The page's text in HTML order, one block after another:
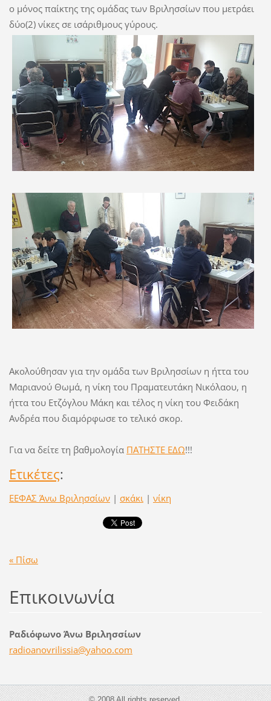
ο μόνος παίκτης της ομάδας των Βριλησσίων που μετράει
δύο(2) νίκες σε ισάριθμους γύρους.
Ακολούθησαν για την ομάδα των Βριλησσίων η ήττα του
Μαριανού Θωμά, η νίκη του Πραματευτάκη Νικόλαου, η
ήττα του Ετζόγλου Μάκη και τέλος η νίκη του Φειδάκη
Ανδρέα που διαμόρφωσε το τελικό σκορ.
Για να δείτε τη βαθμολογία ΠΑΤΗΣΤΕ ΕΔΩ!!!
Ετικέτες:
ΕΕΦΑΣ Άνω Βριλησσίων | σκάκι | νίκη
« Πίσω
Επικοινωνία
Ραδιόφωνο Άνω Βριλησσίων
radioanovrilissia@yahoo.com